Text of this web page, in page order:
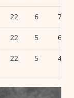
22 6 7
22 5 6
22 5 4